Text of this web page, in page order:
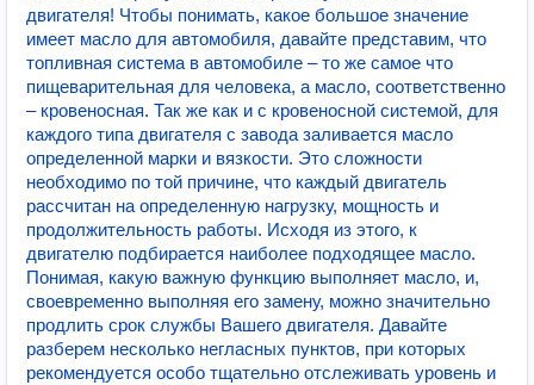
двигателя! Чтобы понимать, какое большое значение
имеет масло для автомобиля, давайте представим, что
топливная система в автомобиле – то же самое что
пищеварительная для человека, а масло, соответственно
– кровеносная. Так же как и с кровеносной системой, для
каждого типа двигателя с завода заливается масло
определенной марки и вязкости. Это сложности
необходимо по той причине, что каждый двигатель
рассчитан на определенную нагрузку, мощность и
продолжительность работы. Исходя из этого, к
двигателю подбирается наиболее подходящее масло.
Понимая, какую важную функцию выполняет масло, и,
своевременно выполняя его замену, можно значительно
продлить срок службы Вашего двигателя. Давайте
разберем несколько негласных пунктов, при которых
рекомендуется особо тщательно отслеживать уровень и